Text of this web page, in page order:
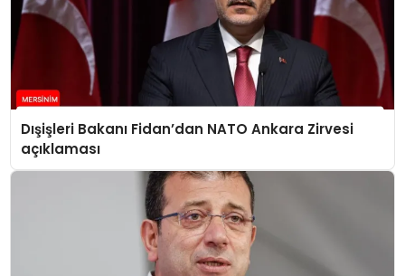
Dışişleri Bakanı Fidan’dan NATO Ankara Zirvesi
açıklaması